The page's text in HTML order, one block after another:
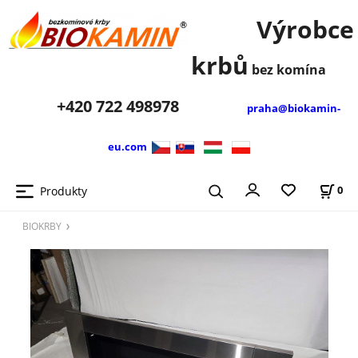
Výrobce
krbů bez komína
+420722 498978 praha@biokamin-
eu.com
Produkty 0
BIOKRBY